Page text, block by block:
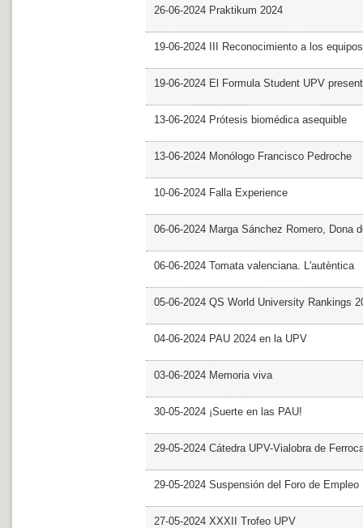
26-06-2024 Praktikum 2024
19-06-2024 III Reconocimiento a los
19-06-2024 El Formula Student UPV
13-06-2024 Prótesis biomédica asequible
13-06-2024 Monólogo Francisco Pedroche
10-06-2024 Falla Experience
06-06-2024 Marga Sánchez Romero, Dona
06-06-2024 Tomata valenciana. L'autèntica
05-06-2024 QS World University Rankings
04-06-2024 PAU 2024 en la UPV
03-06-2024 Memoria viva
30-05-2024 ¡Suerte en las PAU!
29-05-2024 Cátedra UPV-Vialobra de
29-05-2024 Suspensión del Foro de Empleo
27-05-2024 XXXII Trofeo UPV